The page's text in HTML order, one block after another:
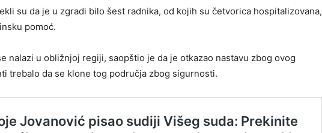
su da je u zgradi bilo šest radnika, od kojih su četvorica hospitalizovana,
pomoć.
nalazi u obližnjoj regiji, saopštio je da je otkazao nastavu zbog ovog
trebalo da se klone tog područja zbog sigurnosti.